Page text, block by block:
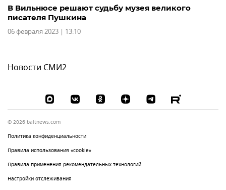
В Вильнюсе решают судьбу музея великого
писателя Пушкина
06 февраля 2023 | 13:10
Новости СМИ2
© 2026 baltnews.com
Политика конфиденциальности
Правила использования «cookie»
Правила применения рекомендательных технологий
Настройки отслеживания